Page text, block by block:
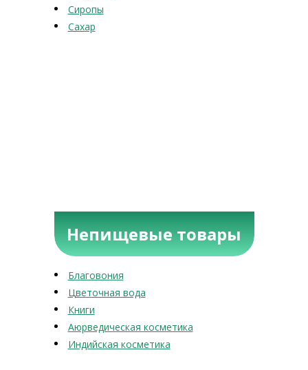
Сиропы
Сахар
Непищевые товары
Благовония
Цветочная вода
Книги
Аюрведическая косметика
Индийская косметика